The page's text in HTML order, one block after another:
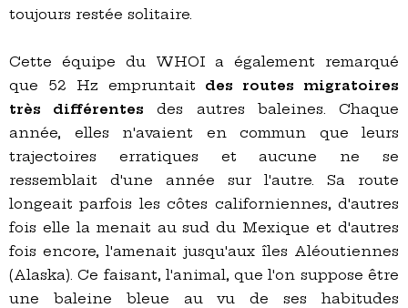
toujours restée solitaire.
Cette équipe du WHOI a également remarqué
que 52 Hz empruntait des routes migratoires
très différentes des autres baleines. Chaque
année, elles n'avaient en commun que leurs
trajectoires erratiques et aucune ne se
ressemblait d'une année sur l'autre. Sa route
longeait parfois les côtes californiennes, d'autres
fois elle la menait au sud du Mexique et d'autres
fois encore, l'amenait jusqu'aux îles Aléoutiennes
(Alaska). Ce faisant, l'animal, que l'on suppose être
une baleine bleue au vu de ses habitudes